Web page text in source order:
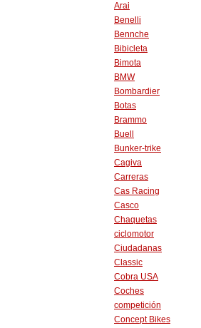
Arai
Benelli
Bennche
Bibicleta
Bimota
BMW
Bombardier
Botas
Brammo
Buell
Bunker-trike
Cagiva
Carreras
Cas Racing
Casco
Chaquetas
ciclomotor
Ciudadanas
Classic
Cobra USA
Coches
competición
Concept Bikes